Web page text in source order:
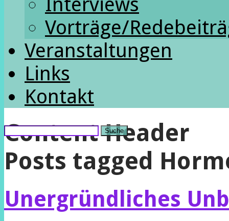
Vorträge/
Veranstaltungen
Links
Kontakt
Content Header
Suche
Posts tagged
Unergründliches